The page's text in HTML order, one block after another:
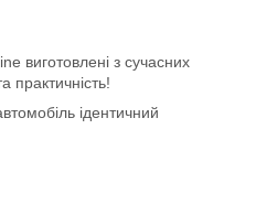
виготовлені з сучасних
практичність!
ідентичний